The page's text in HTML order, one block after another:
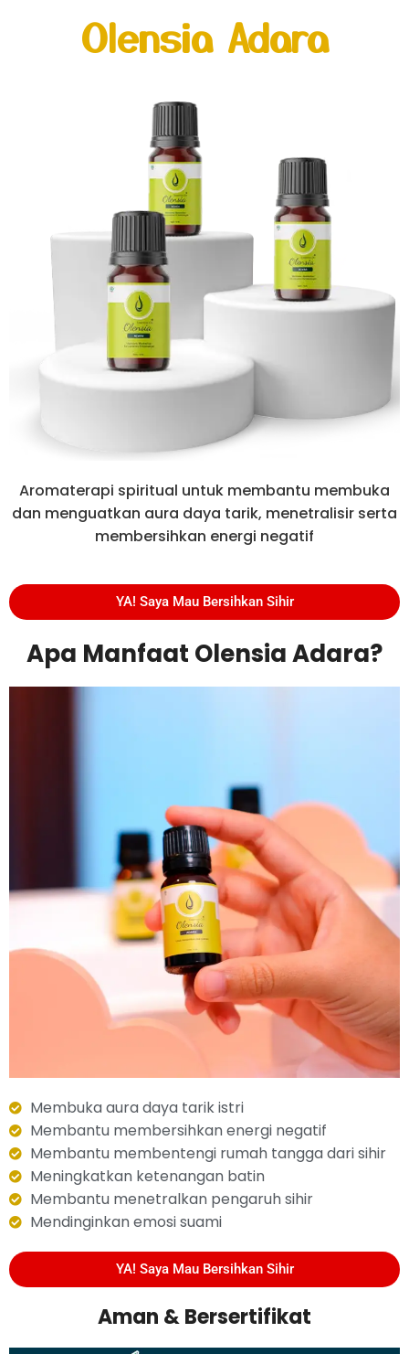
Olensia Adara
Aromaterapi spiritual untuk membantu membuka
dan menguatkan aura daya tarik, menetralisir serta
membersihkan energi negatif
YA! Saya Mau Bersihkan Sihir
Apa Manfaat Olensia Adara?
Membuka aura daya tarik istri
Membantu membersihkan energi negatif
Membantu membentengi rumah tangga dari sihir
Meningkatkan ketenangan batin
Membantu menetralkan pengaruh sihir
Mendinginkan emosi suami
YA! Saya Mau Bersihkan Sihir
Aman & Bersertifikat